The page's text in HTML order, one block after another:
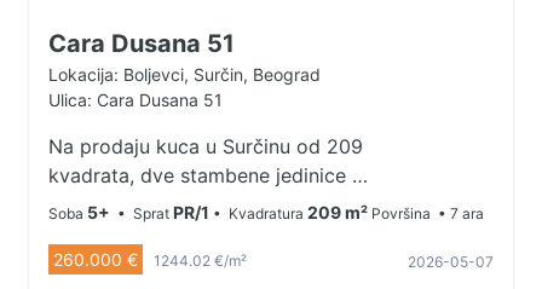
Cara Dusana 51
Lokacija: Boljevci, Surčin, Beograd
Ulica: Cara Dusana 51
Na prodaju kuca u Surčinu od 209
kvadrata, dve stambene jedinice na
6,8 ari placa svi papiri su cisti,
Dvoriste je prostrano sa tri parking
Soba 5+ • Sprat PR/1 • Kvadratura 209 m² Površina • 7 ara
260.000 € 1244.02 €/m² 2026-05-07